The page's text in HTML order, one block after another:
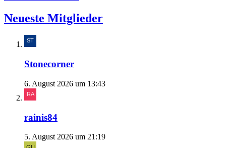
Neueste Mitglieder
Stonecorner
6. August 2026 um 13:43
rainis84
5. August 2026 um 21:19